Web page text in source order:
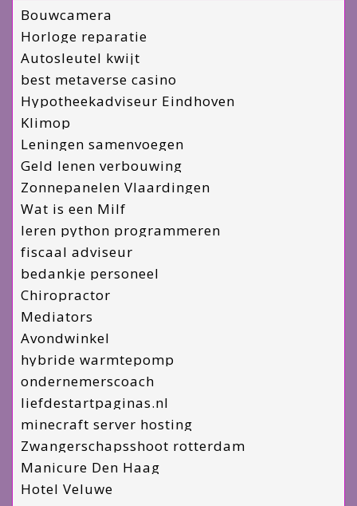
Bouwcamera
Horloge reparatie
Autosleutel kwijt
best metaverse casino
Hypotheekadviseur Eindhoven
Klimop
Leningen samenvoegen
Geld lenen verbouwing
Zonnepanelen Vlaardingen
Wat is een Milf
leren python programmeren
fiscaal adviseur
bedankje personeel
Chiropractor
Mediators
Avondwinkel
hybride warmtepomp
ondernemerscoach
liefdestartpaginas.nl
minecraft server hosting
Zwangerschapsshoot rotterdam
Manicure Den Haag
Hotel Veluwe